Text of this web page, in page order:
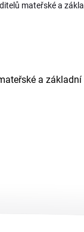
mateřské a
a základní